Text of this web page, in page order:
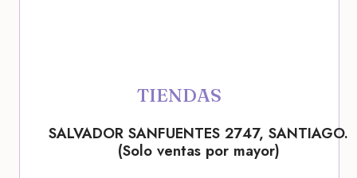
TIENDAS
SALVADOR SANFUENTES 2747, SANTIAGO.
(Solo ventas por mayor)